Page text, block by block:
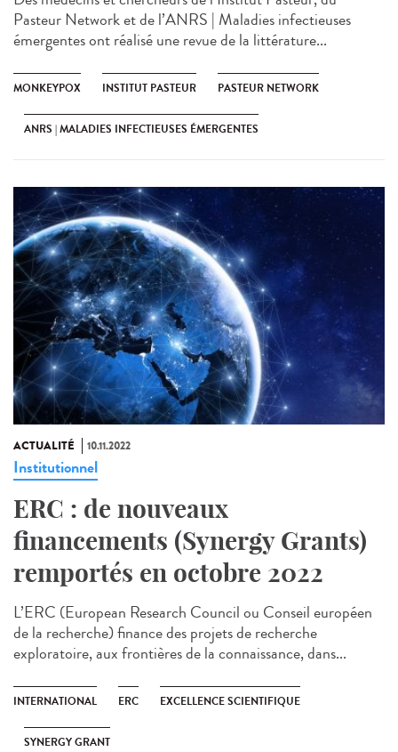
Pasteur Network et de l’ANRS | Maladies infectieuses
émergentes ont réalisé une revue de la littérature...
MONKEYPOX INSTITUT PASTEUR PASTEUR NETWORK
ANRS | MALADIES INFECTIEUSES ÉMERGENTES
ACTUALITÉ 10.11.2022
Institutionnel
ERC : de nouveaux
financements (Synergy Grants)
remportés en octobre 2022
L’ERC (European Research Council ou Conseil européen
de la recherche) finance des projets de recherche
exploratoire, aux frontières de la connaissance, dans...
INTERNATIONAL ERC EXCELLENCE SCIENTIFIQUE
SYNERGY GRANT